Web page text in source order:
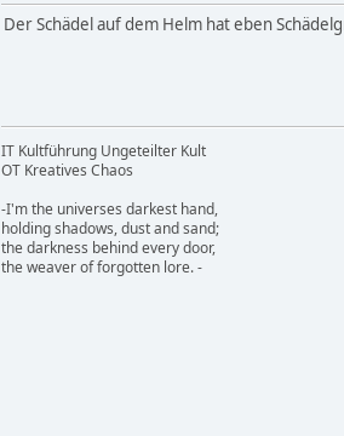
Der Schädel auf dem Helm hat eben
IT Kultführung Ungeteilter Kult
OT Kreatives Chaos
-I'm the universes darkest hand,
holding shadows, dust and sand;
the darkness behind every door,
the weaver of forgotten lore. -